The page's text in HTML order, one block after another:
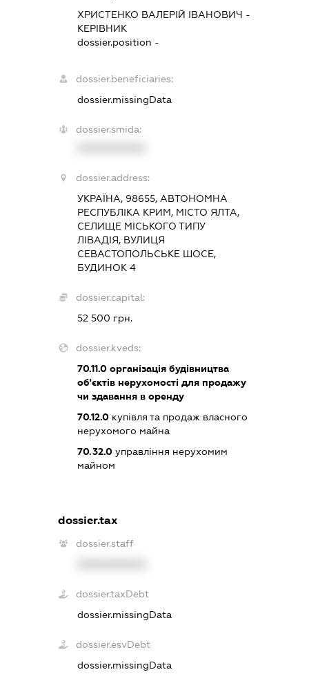
ХРИСТЕНКО ВАЛЕРІЙ ІВАНОВИЧ -
КЕРІВНИК
dossier.position -
dossier.beneficiaries:
dossier.missingData
dossier.smida:
dossier.address:
УКРАЇНА, 98655, АВТОНОМНА
РЕСПУБЛІКА КРИМ, МІСТО ЯЛТА,
СЕЛИЩЕ МІСЬКОГО ТИПУ
ЛІВАДІЯ, ВУЛИЦЯ
СЕВАСТОПОЛЬСЬКЕ ШОСЕ,
БУДИНОК 4
dossier.capital:
52 500 грн.
dossier.kveds:
70.11.0 організація будівництва
об'єктів нерухомості для продажу
чи здавання в оренду
70.12.0 купівля та продаж власного
нерухомого майна
70.32.0 управління нерухомим
майном
dossier.tax
dossier.staff
dossier.taxDebt
dossier.missingData
dossier.esvDebt
dossier.missingData